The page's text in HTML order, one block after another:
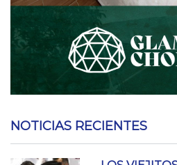
NOTICIAS RECIENTES